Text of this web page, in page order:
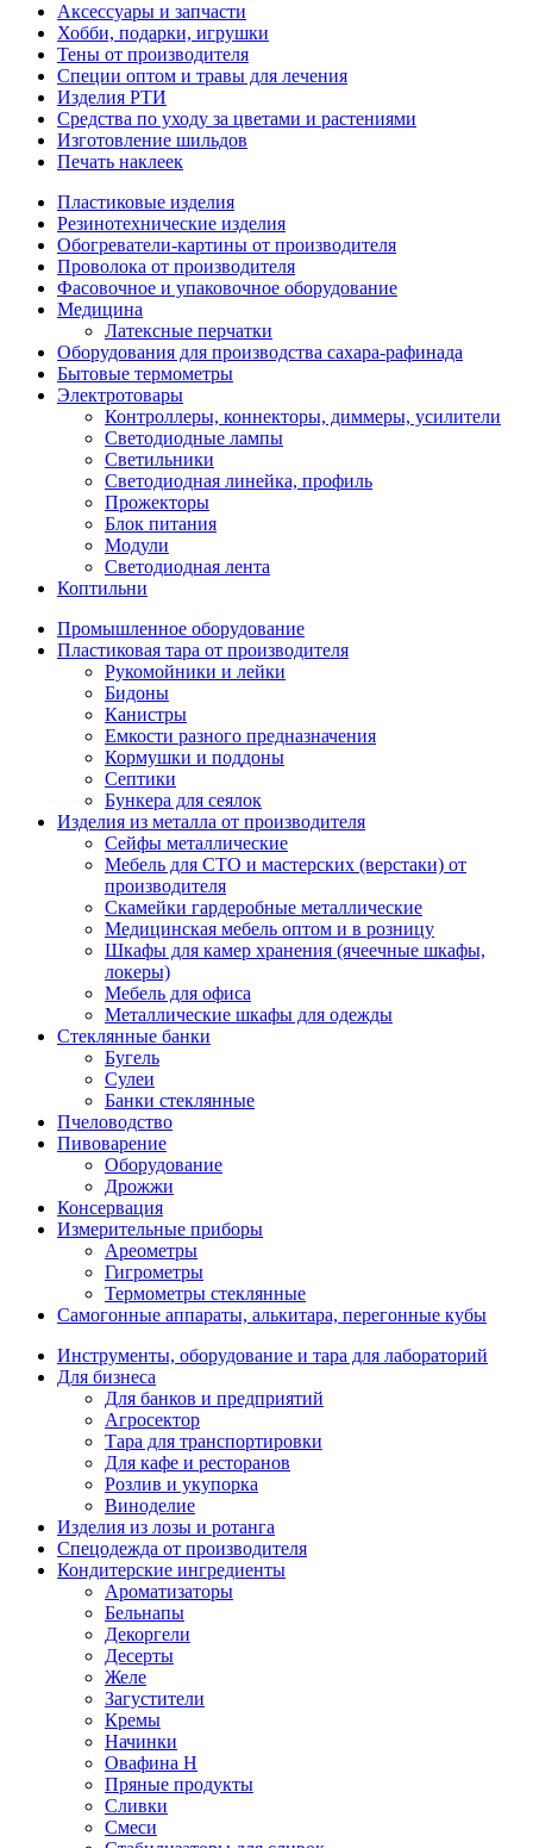
Аксессуары и запчасти
Хобби, подарки, игрушки
Тены от производителя
Специи оптом и травы для лечения
Изделия РТИ
Средства по уходу за цветами и растениями
Изготовление шильдов
Печать наклеек
Пластиковые изделия
Резинотехнические изделия
Обогреватели-картины от производителя
Проволока от производителя
Фасовочное и упаковочное оборудование
Медицина
Латексные перчатки
Оборудования для производства сахара-рафинада
Бытовые термометры
Электротовары
Контроллеры, коннекторы, диммеры, усилители
Светодиодные лампы
Светильники
Светодиодная линейка, профиль
Прожекторы
Блок питания
Модули
Светодиодная лента
Коптильни
Промышленное оборудование
Пластиковая тара от производителя
Рукомойники и лейки
Бидоны
Канистры
Емкости разного предназначения
Кормушки и поддоны
Септики
Бункера для сеялок
Изделия из металла от производителя
Сейфы металлические
Мебель для СТО и мастерских (верстаки) от
производителя
Скамейки гардеробные металлические
Медицинская мебель оптом и в розницу
Шкафы для камер хранения (ячеечные шкафы,
локеры)
Мебель для офиса
Металлические шкафы для одежды
Стеклянные банки
Бугель
Сулеи
Банки стеклянные
Пчеловодство
Пивоварение
Оборудование
Дрожжи
Консервация
Измерительные приборы
Ареометры
Гигрометры
Термометры стеклянные
Самогонные аппараты, алькитара, перегонные кубы
Инструменты, оборудование и тара для лабораторий
Для бизнеса
Для банков и предприятий
Агросектор
Тара для транспортировки
Для кафе и ресторанов
Розлив и укупорка
Виноделие
Изделия из лозы и ротанга
Спецодежда от производителя
Кондитерские ингредиенты
Ароматизаторы
Бельнапы
Декоргели
Десерты
Желe
Загустители
Кремы
Начинки
Овафина Н
Пряные продукты
Сливки
Смеси